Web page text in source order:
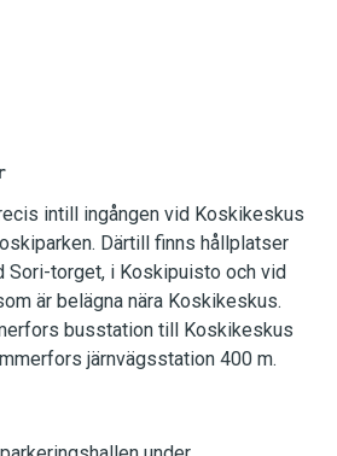
intill ingången vid Koskikeskus
Därtill finns hållplatser
Sori-torget, i Koskipuisto och vid
är belägna nära Koskikeskus.
busstation till Koskikeskus
järnvägsstation 400 m.